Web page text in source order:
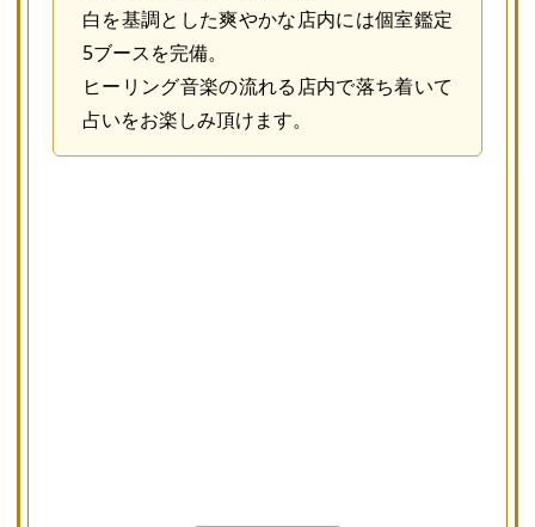
白を基調とした爽やかな店内には個室鑑定
5ブースを完備。
ヒーリング音楽の流れる店内で落ち着いて
占いをお楽しみ頂けます。